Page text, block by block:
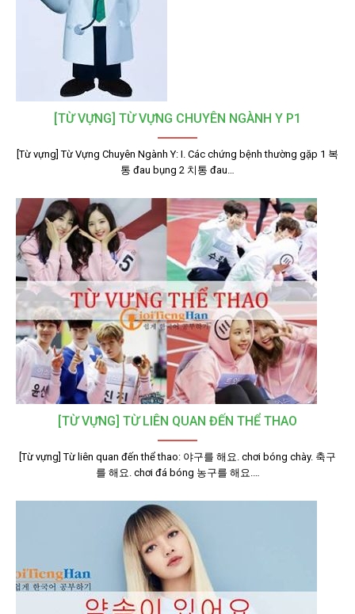
[TỪ VỰNG] TỪ VỰNG CHUYÊN NGÀNH Y P1
[Từ vựng] Từ Vựng Chuyên Ngành Y: I. Các chứng bệnh thường gặp 1 복
통 đau bụng 2 치통 đau…
[TỪ VỰNG] TỪ LIÊN QUAN ĐẾN THỂ THAO
[Từ vựng] Từ liên quan đến thể thao: 야구를 해요. chơi bóng chày. 축구
를 해요. chơi đá bóng 농구를 해요.…